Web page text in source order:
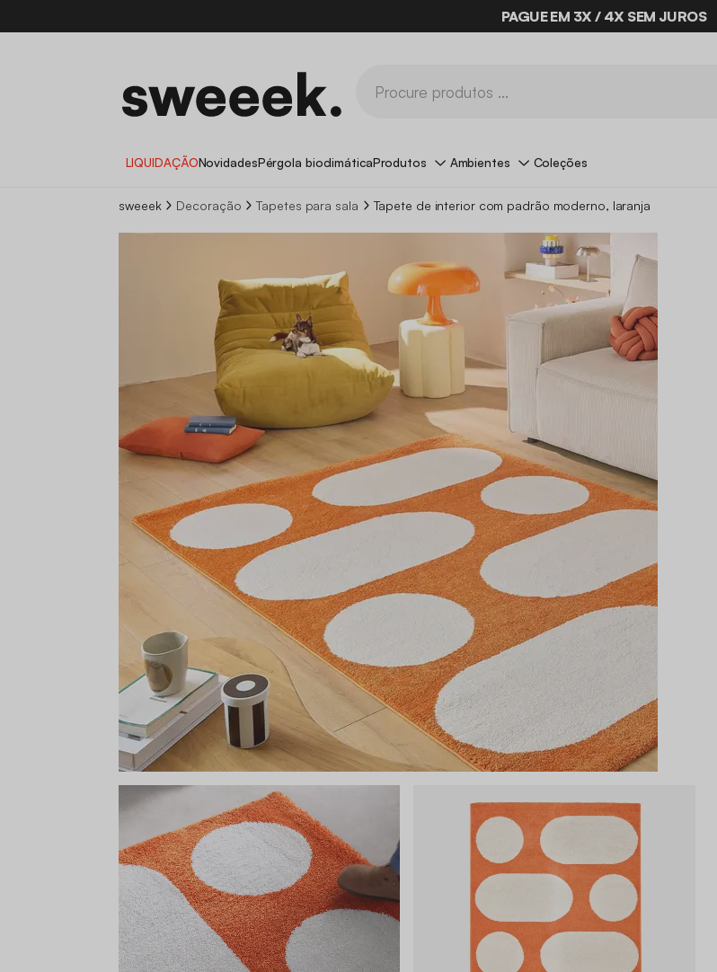
PAGUE EM 3X / 4X SEM JUROS
LIQUIDAÇÃONovidadesPérgola bioclimáticaProdutos Ambientes Coleções
sweeek Decoração Tapetes para sala Tapete de interior com padrão moderno, laranja